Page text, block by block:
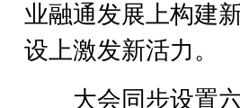
业融通发展上构建
设上激发新活力。
大会同步设置六